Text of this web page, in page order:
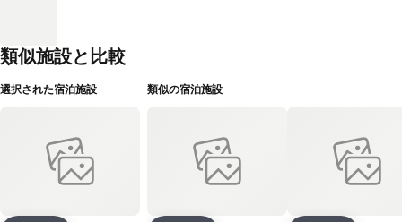
類似施設と比較
選択された宿泊施設 類似の宿泊施設